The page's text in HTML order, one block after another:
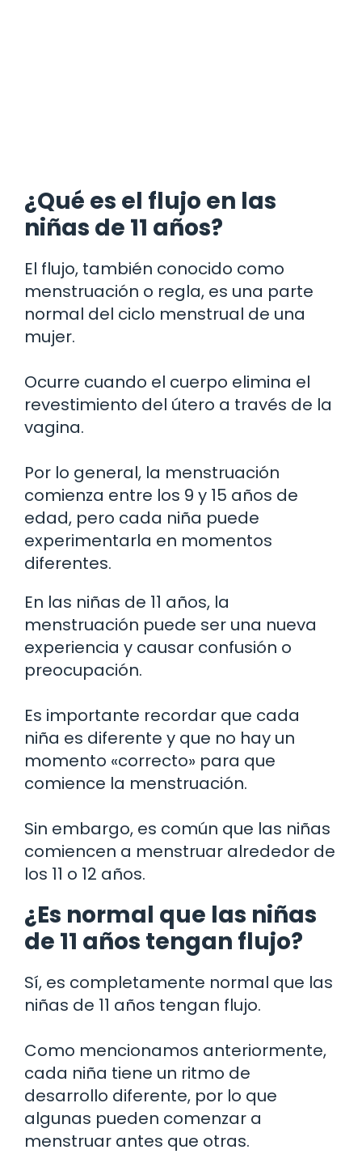
¿Qué es el flujo en las
niñas de 11 años?
El flujo, también conocido como
menstruación o regla, es una parte
normal del ciclo menstrual de una
mujer.
Ocurre cuando el cuerpo elimina el
revestimiento del útero a través de la
vagina.
Por lo general, la menstruación
comienza entre los 9 y 15 años de
edad, pero cada niña puede
experimentarla en momentos
diferentes.
En las niñas de 11 años, la
menstruación puede ser una nueva
experiencia y causar confusión o
preocupación.
Es importante recordar que cada
niña es diferente y que no hay un
momento «correcto» para que
comience la menstruación.
Sin embargo, es común que las niñas
comiencen a menstruar alrededor de
los 11 o 12 años.
¿Es normal que las niñas
de 11 años tengan flujo?
Sí, es completamente normal que las
niñas de 11 años tengan flujo.
Como mencionamos anteriormente,
cada niña tiene un ritmo de
desarrollo diferente, por lo que
algunas pueden comenzar a
menstruar antes que otras.